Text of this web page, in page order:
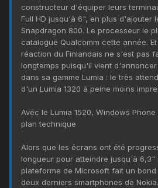
constructeur d'équiper leurs
Full HD jusqu'à 6", en plus d'ajouter
Snapdragon 800. Le processeur le
catalogue Qualcomm cette année.
réaction du Finlandais ne s'est pas
longtemps puisqu'il vient
dans sa gamme Lumia : le très
d'un Lumia 1320 à peine moins
Avec le Lumia 1520, Windows
plan technique
Alors que les écrans ont été
longueur pour atteindre jusqu'à 6,3"
plateforme de Microsoft fait un
deux derniers smartphones de